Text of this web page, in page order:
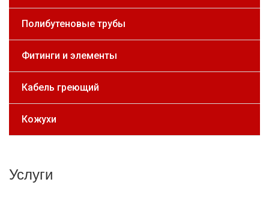
Полибутеновые трубы
Фитинги и элементы
Кабель греющий
Кожухи
Услуги